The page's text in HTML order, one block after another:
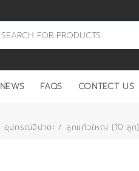
NEWS FAQS CONTECT US
อุปกรณ์จิปาถะ / ลูกแก้วใหญ่ (10 ลูก)